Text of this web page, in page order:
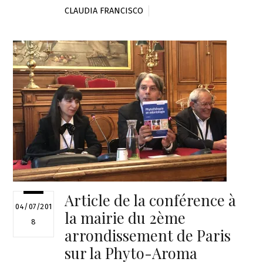
CLAUDIA FRANCISCO
04/07/201
8
Article de la conférence à
la mairie du 2ème
arrondissement de Paris
sur la Phyto-Aroma